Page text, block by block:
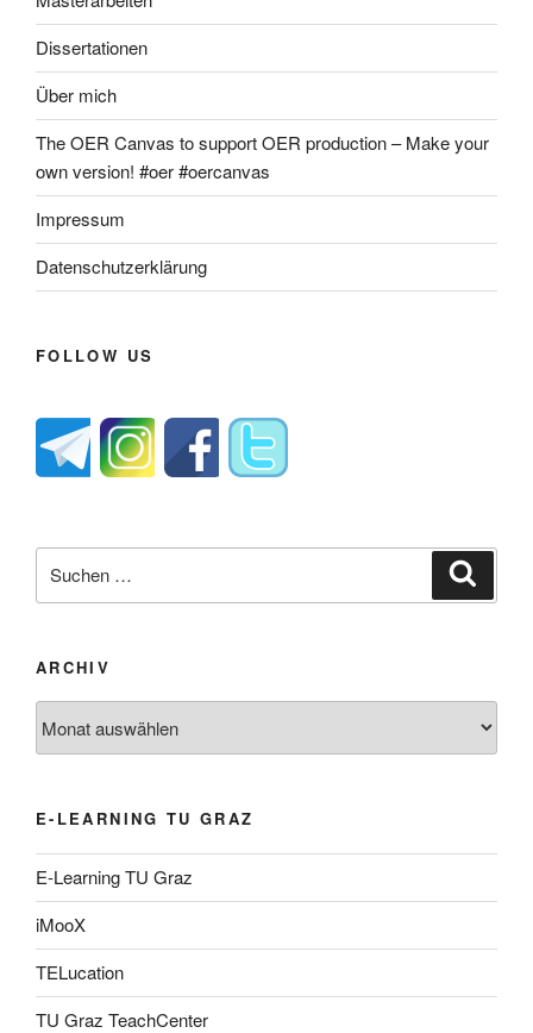
Dissertationen
Über mich
The OER Canvas to support OER production – Make your
own version! #oer #oercanvas
Impressum
Datenschutzerklärung
FOLLOW US
nach:
ARCHIV
E-LEARNING TU GRAZ
E-Learning TU Graz
iMooX
TELucation
TU Graz TeachCenter